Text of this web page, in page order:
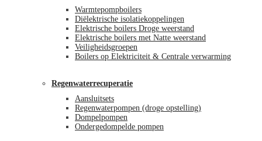
Warmtepompboilers
Diëlektrische isolatiekoppelingen
Elektrische boilers Droge weerstand
Elektrische boilers met Natte weerstand
Veiligheidsgroepen
Boilers op Elektriciteit & Centrale verwarming
Regenwaterrecuperatie
Aansluitsets
Regenwaterpompen (droge opstelling)
Dompelpompen
Ondergedompelde pompen